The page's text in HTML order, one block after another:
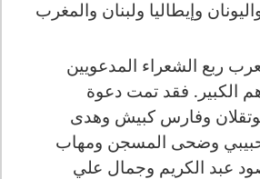
وإيطاليا ولبنان والمغرب
ربع الشعراء المدعويين
الكبير. فقد تمت دعوة
وفارس كبيش وهدى
وضحى المسجن ومهاب
عبد الكريم وجمال علي